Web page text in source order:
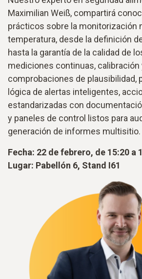
Maximilian Weiß, compartirá
prácticos sobre la monitorización
temperatura, desde la definición
hasta la garantía de la calidad de
mediciones continuas, calibración
comprobaciones de plausibilidad,
lógica de alertas inteligentes,
estandarizadas con
y paneles de control listos para
generación de informes multisitio.
Fecha: 22 de febrero, de 15:20 a
Lugar: Pabellón 6, Stand I61